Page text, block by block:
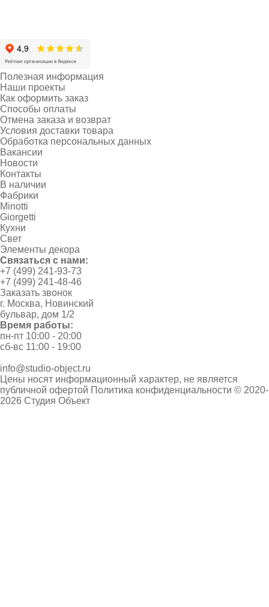
Полезная информация
Наши проекты
Как оформить заказ
Способы оплаты
Отмена заказа и возврат
Условия доставки товара
Обработка персональных данных
Вакансии
Новости
Контакты
В наличии
Фабрики
Minotti
Giorgetti
Кухни
Свет
Элементы декора
Связаться с нами:
+7 (499) 241-93-73
+7 (499) 241-48-46
Заказать звонок
г. Москва, Новинский
бульвар, дом 1/2
Время работы:
пн-пт 10:00 - 20:00
сб-вс 11:00 - 19:00
info@studio-object.ru
Цены носят информационный характер, не является
публичной офертой Политика конфиденциальности © 2020-
2026 Студия Объект